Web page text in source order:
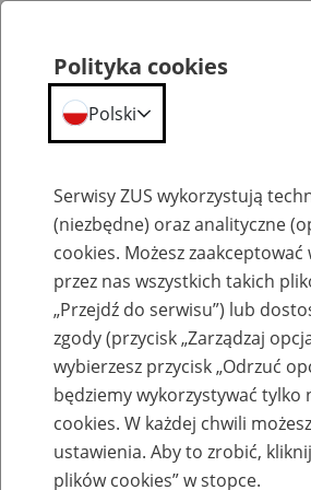
Emerytury
Baza zlikwidowanych
przekształconych
Polityka cookies
Polski
Serwisy ZUS wykorzystują
(niezbędne) oraz analityczne
cookies. Możesz
przez nas wszystkich takich
„Przejdź do serwisu”) lub
zgody (przycisk „Zarządzaj
wybierzesz przycisk „Odrzuć
będziemy wykorzystywać tylko
cookies. W każdej chwili
ustawienia. Aby to zrobić,
plików cookies” w stopce.